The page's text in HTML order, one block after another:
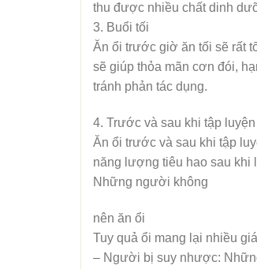
thu được nhiều chất dinh
3. Buổi tối
Ăn ổi trước giờ ăn tối sẽ rất
sẽ giúp thỏa mãn cơn đói,
tránh phản tác dụng.
4. Trước và sau khi tập luyện
Ăn ổi trước và sau khi tập
năng lượng tiêu hao sau khi
Những người không
nên ăn ổi
Tuy quả ổi mang lại nhiều
– Người bị suy nhược: